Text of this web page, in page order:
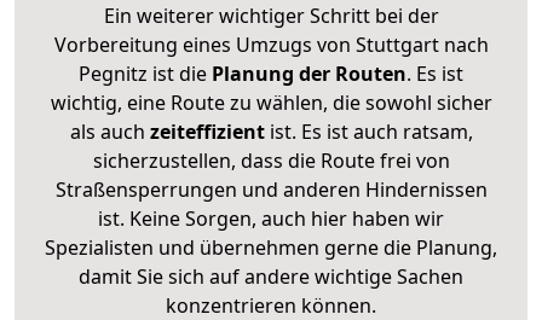
Ein weiterer wichtiger Schritt bei der
Vorbereitung eines Umzugs von Stuttgart nach
Pegnitz ist die Planung der Routen. Es ist
wichtig, eine Route zu wählen, die sowohl sicher
als auch zeiteffizientist. Es ist auch ratsam,
sicherzustellen, dass die Route frei von
Straßensperrungen und anderen Hindernissen
ist. Keine Sorgen, auch hier haben wir
Spezialisten und übernehmen gerne die Planung,
damit Sie sich auf andere wichtige Sachen
konzentrieren können.